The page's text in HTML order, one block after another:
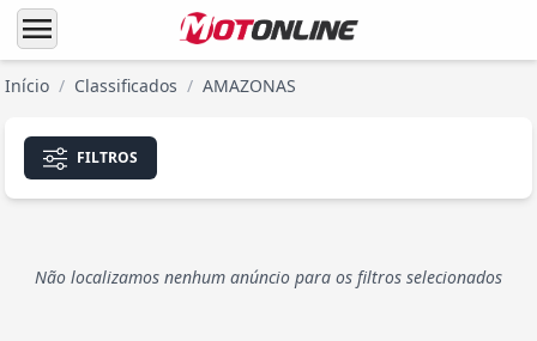
menu
Início / Classificados / AMAZONAS
FILTROS
Não localizamos nenhum anúncio para os filtros selecionados